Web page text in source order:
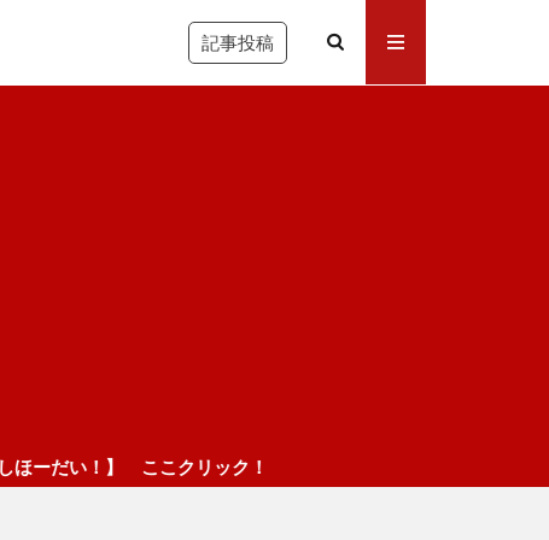
記事投稿
クリック！